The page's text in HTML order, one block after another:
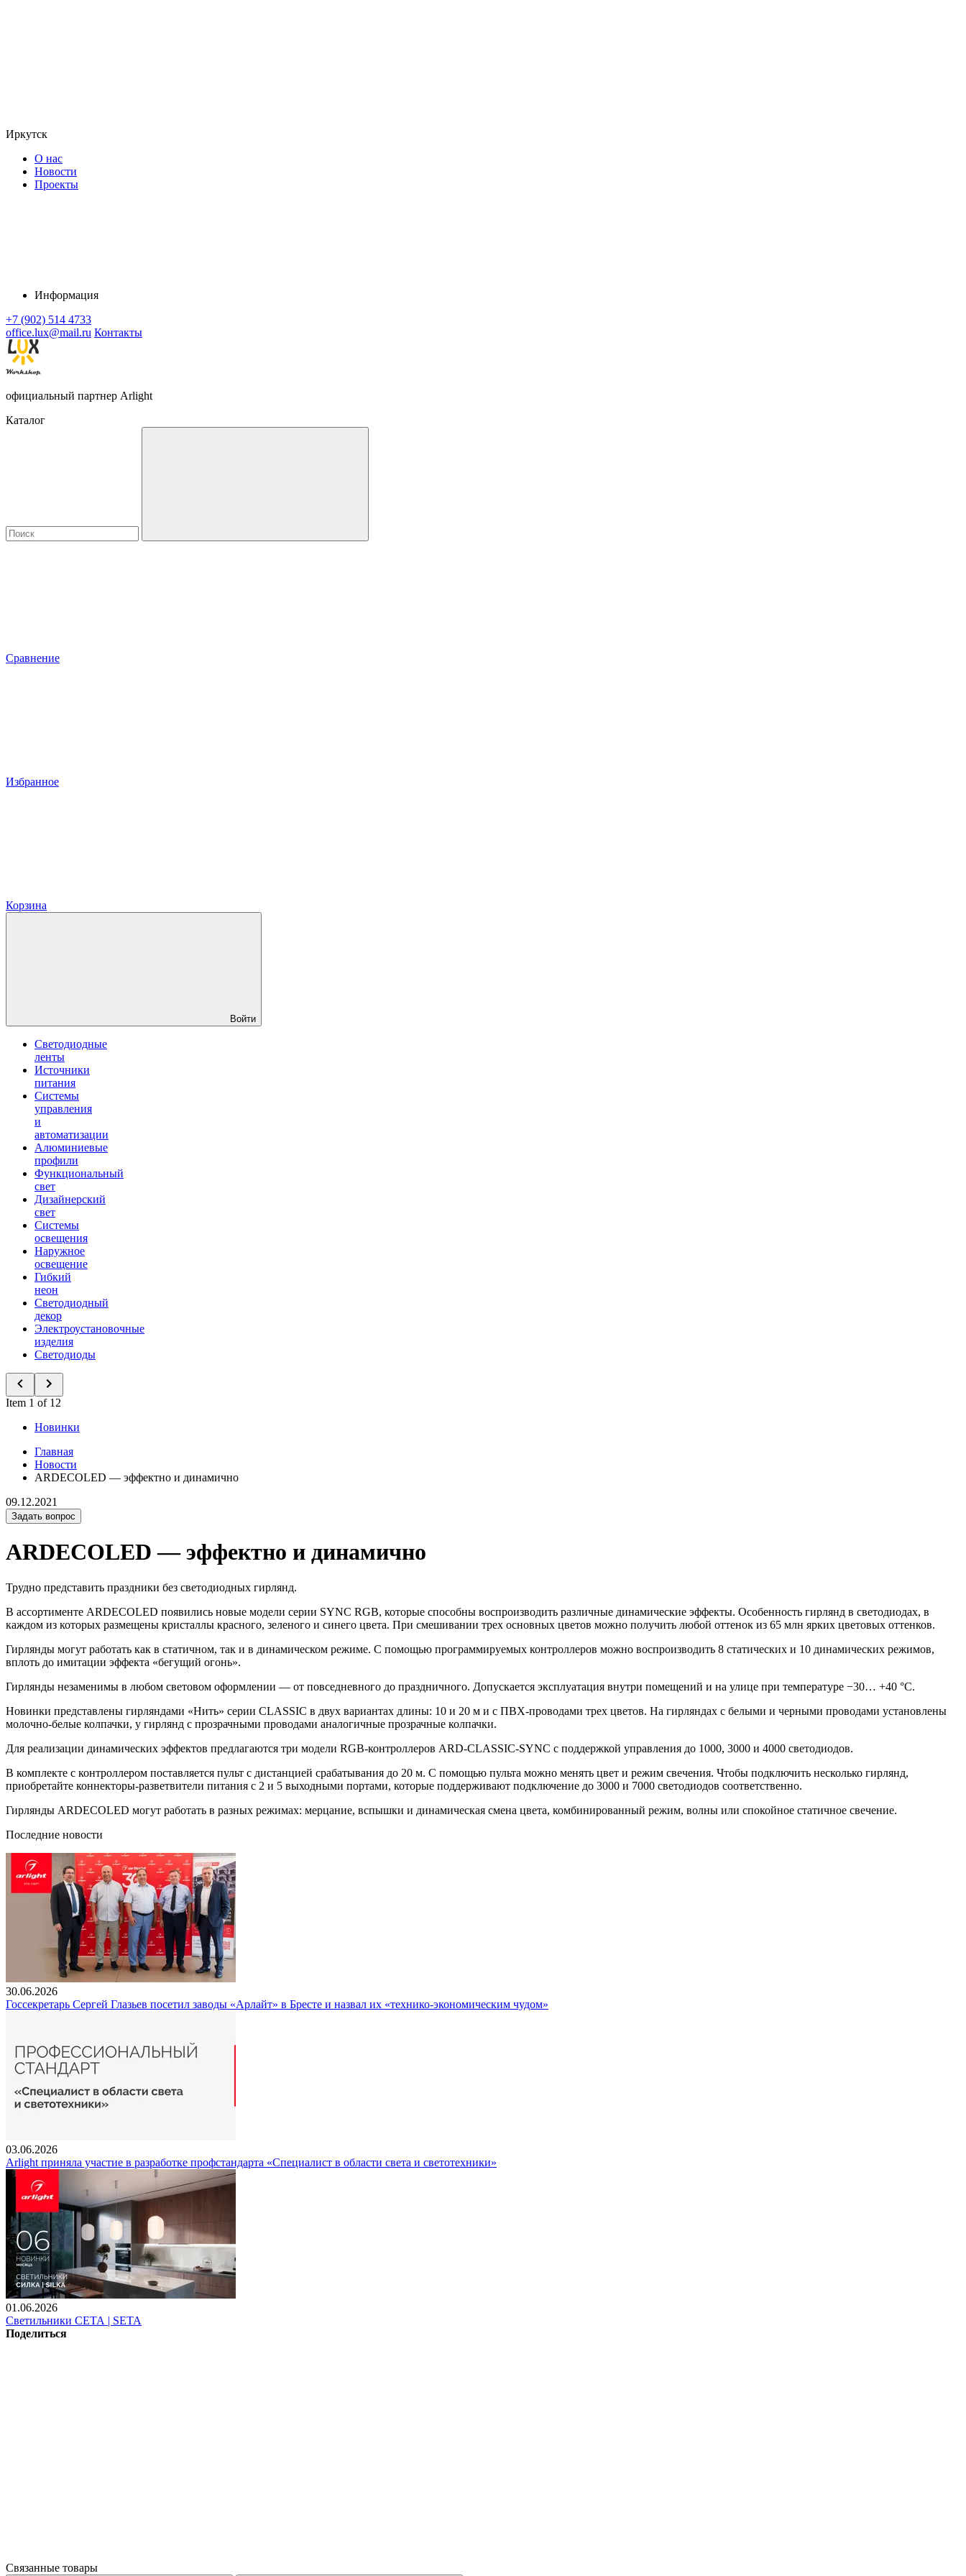
Иркутск
О нас
Новости
Проекты
Информация
+7 (902) 514 4733
office.lux@mail.ru Контакты
официальный партнер Arlight
Каталог
Сравнение
Избранное
Корзина
Войти
Светодиодные
ленты
Источники
питания
Системы
управления
и
автоматизации
Алюминиевые
профили
Функциональный
свет
Дизайнерский
свет
Системы
освещения
Наружное
освещение
Гибкий
неон
Светодиодный
декор
Электроустановочные
изделия
Светодиоды
Item 1 of 12
Новинки
Главная
Новости
ARDECOLED — эффектно и динамично
09.12.2021
Задать вопрос
ARDECOLED — эффектно и динамично
Трудно представить праздники без светодиодных гирлянд.
В ассортименте ARDECOLED появились новые модели серии SYNC RGB, которые способны воспроизводить различные динамические эффекты. Особенность гирлянд в светодиодах, в
каждом из которых размещены кристаллы красного, зеленого и синего цвета. При смешивании трех основных цветов можно получить любой оттенок из 65 млн ярких цветовых оттенков.
Гирлянды могут работать как в статичном, так и в динамическом режиме. С помощью программируемых контроллеров можно воспроизводить 8 статических и 10 динамических режимов,
вплоть до имитации эффекта «бегущий огонь».
Гирлянды незаменимы в любом световом оформлении — от повседневного до праздничного. Допускается эксплуатация внутри помещений и на улице при температуре −30… +40 °C.
Новинки представлены гирляндами «Нить» серии CLASSIC в двух вариантах длины: 10 и 20 м и с ПВХ-проводами трех цветов. На гирляндах с белыми и черными проводами установлены
молочно-белые колпачки, у гирлянд с прозрачными проводами аналогичные прозрачные колпачки.
Для реализации динамических эффектов предлагаются три модели RGB-контроллеров ARD-CLASSIC-SYNC с поддержкой управления до 1000, 3000 и 4000 светодиодов.
В комплекте с контроллером поставляется пульт с дистанцией срабатывания до 20 м. С помощью пульта можно менять цвет и режим свечения. Чтобы подключить несколько гирлянд,
приобретайте коннекторы-разветвители питания с 2 и 5 выходными портами, которые поддерживают подключение до 3000 и 7000 светодиодов соответственно.
Гирлянды ARDECOLED могут работать в разных режимах: мерцание, вспышки и динамическая смена цвета, комбинированный режим, волны или спокойное статичное свечение.
Последние новости
30.06.2026
Госсекретарь Сергей Глазьев посетил заводы «Арлайт» в Бресте и назвал их «технико-экономическим чудом»
03.06.2026
Arlight приняла участие в разработке профстандарта «Специалист в области света и светотехники»
01.06.2026
Светильники СЕТА | SETA
Поделиться
Связанные товары